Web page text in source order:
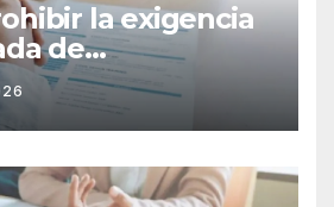
la exigencia
de
penales para
en México